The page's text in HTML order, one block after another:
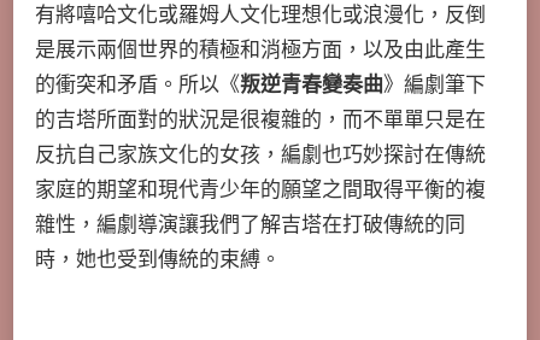
有將嘻哈文化或羅姆人文化理想化或浪漫化，反倒
是展示兩個世界的積極和消極方面，以及由此產生
的衝突和矛盾。所以《叛逆青春變奏曲》編劇筆下
的吉塔所面對的狀況是很複雜的，而不單單只是在
反抗自己家族文化的女孩，編劇也巧妙探討在傳統
家庭的期望和現代青少年的願望之間取得平衡的複
雜性，編劇導演讓我們了解吉塔在打破傳統的同
時，她也受到傳統的束縛。